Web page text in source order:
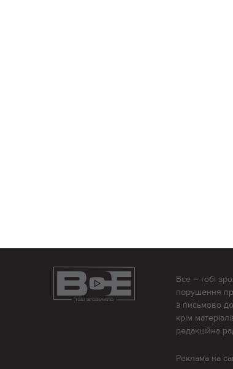
Все – тобі
порушення
з письмово
крім
редакційна
Реклама на